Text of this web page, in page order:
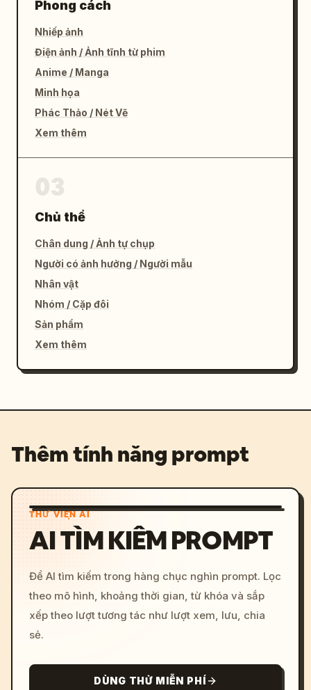
Phong cách
Nhiếp ảnh
Điện ảnh / Ảnh tĩnh từ phim
Anime / Manga
Minh họa
Phác Thảo / Nét Vẽ
Xem thêm
Chủ thể
Chân dung / Ảnh tự chụp
Người có ảnh hưởng / Người mẫu
Nhân vật
Nhóm / Cặp đôi
Sản phẩm
Xem thêm
Thêm tính năng prompt
THƯ VIỆN AI
AI TÌM KIẾM PROMPT
Để AI tìm kiếm trong hàng chục nghìn prompt. Lọc
theo mô hình, khoảng thời gian, từ khóa và sắp
xếp theo lượt tương tác như lượt xem, lưu, chia
sẻ.
DÙNG THỬ MIỄN PHÍ